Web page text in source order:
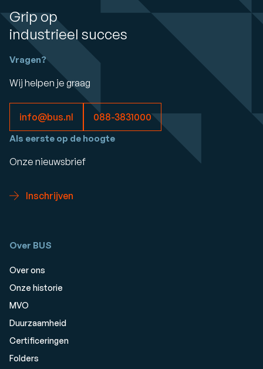
Grip op
industrieel succes
Vragen?
Wij helpen je graag
info@bus.nl 088-3831000
Als eerste op de hoogte
Onze nieuwsbrief
Inschrijven
Over BUS
Over ons
Onze historie
MVO
Duurzaamheid
Certificeringen
Folders